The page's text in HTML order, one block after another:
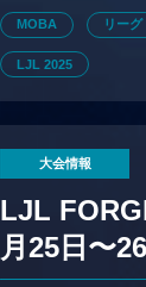
チームがノックア
MOBA リー
LJL 2025
大会情報
LJL
月25日〜26